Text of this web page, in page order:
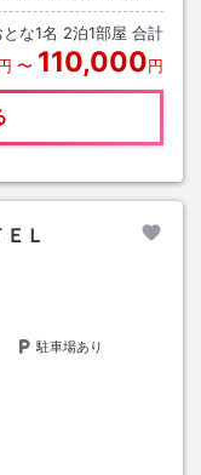
とな1名 2泊1部屋 合計
〜 110,000円
Ｌ
駐車場あり